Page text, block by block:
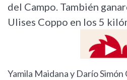
del Campo. También
Ulises Coppo en los 5
Yamila Maidana y Darío